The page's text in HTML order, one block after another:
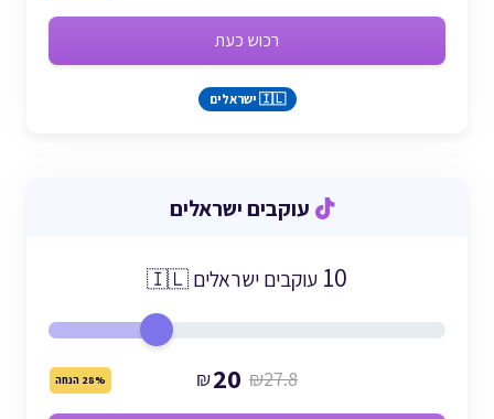
רכוש כעת
🇮🇱 ישראלים
עוקבים ישראלים
10 עוקבים ישראלים 🇮🇱
₪20 ₪27.8 28% הנחה